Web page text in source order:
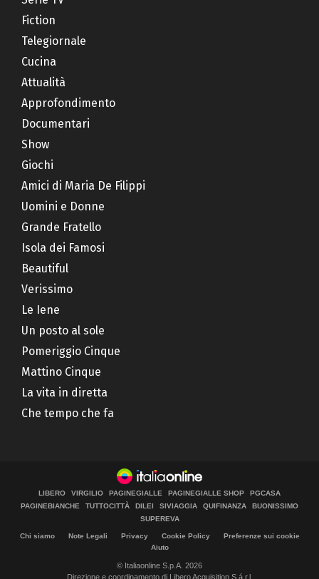
Fiction
Telegiornale
Cucina
Attualità
Approfondimento
Documentari
Show
Giochi
Amici di Maria De Filippi
Uomini e Donne
Grande Fratello
Isola dei Famosi
Beautiful
Verissimo
Le Iene
Un posto al sole
Pomeriggio Cinque
Mattino Cinque
La vita in diretta
Che tempo che fa
LIBERO VIRGILIO PAGINEGIALLE PAGINEGIALLE SHOP
PGCASA
PAGINEBIANCHE
TUTTOCITTÀ DILEI SIVIAGGIA QUIFINANZA
BUONISSIMO
SUPEREVA
Chi siamo Note Legali Privacy Cookie Policy
Preferenze sui cookie
Aiuto
© Italiaonline S.p.A. 2026
Direzione e coordinamento di Libero Acquisition S.á r.l.